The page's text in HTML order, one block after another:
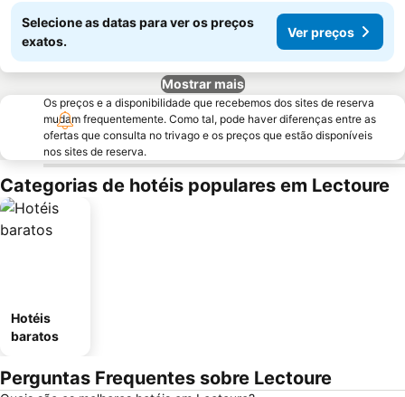
Selecione as datas para ver os preços
exatos.
Ver preços
Mostrar mais
Os preços e a disponibilidade que recebemos dos sites de reserva
mudam frequentemente. Como tal, pode haver diferenças entre as
ofertas que consulta no trivago e os preços que estão disponíveis
nos sites de reserva.
Categorias de hotéis populares em Lectoure
Hotéis
baratos
Perguntas Frequentes sobre Lectoure